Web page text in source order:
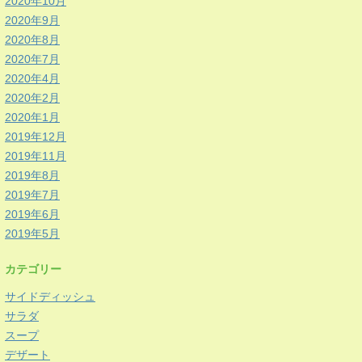
2020年9月
2020年8月
2020年7月
2020年4月
2020年2月
2020年1月
2019年12月
2019年11月
2019年8月
2019年7月
2019年6月
2019年5月
カテゴリー
サイドディッシュ
サラダ
スープ
デザート